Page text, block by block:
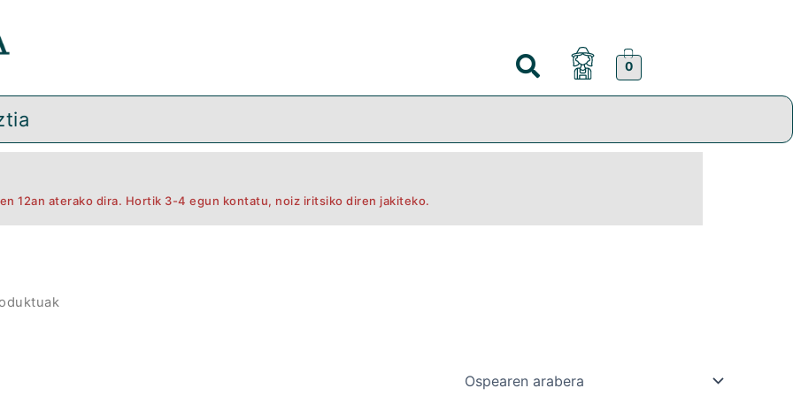
0
12an aterako dira. Hortik 3-4 egun kontatu, noiz iritsiko diren jakiteko.